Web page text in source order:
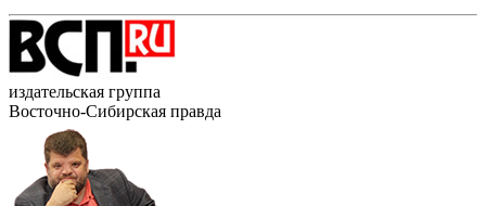
издательская группа
Восточно-Сибирская правда